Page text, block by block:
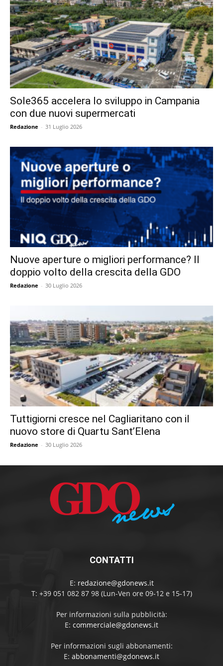
Sole365 accelera lo sviluppo in Campania
con due nuovi supermercati
Redazione - 31 Luglio 2026
Nuove aperture o migliori performance? Il
doppio volto della crescita della GDO
Redazione - 30 Luglio 2026
Tuttigiorni cresce nel Cagliaritano con il
nuovo store di Quartu Sant’Elena
Redazione - 30 Luglio 2026
CONTATTI
E: redazione@gdonews.it
T: +39 051 082 87 98 (Lun-Ven ore 09-12 e 15-17)
Per informazioni sulla pubblicità:
E: commerciale@gdonews.it
Per informazioni sugli abbonamenti:
E: abbonamenti@gdonews.it